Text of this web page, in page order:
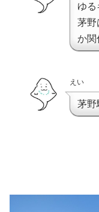
ゆ
茅野
か関
えい
茅野